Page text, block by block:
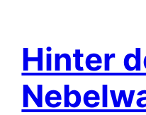
Hinter